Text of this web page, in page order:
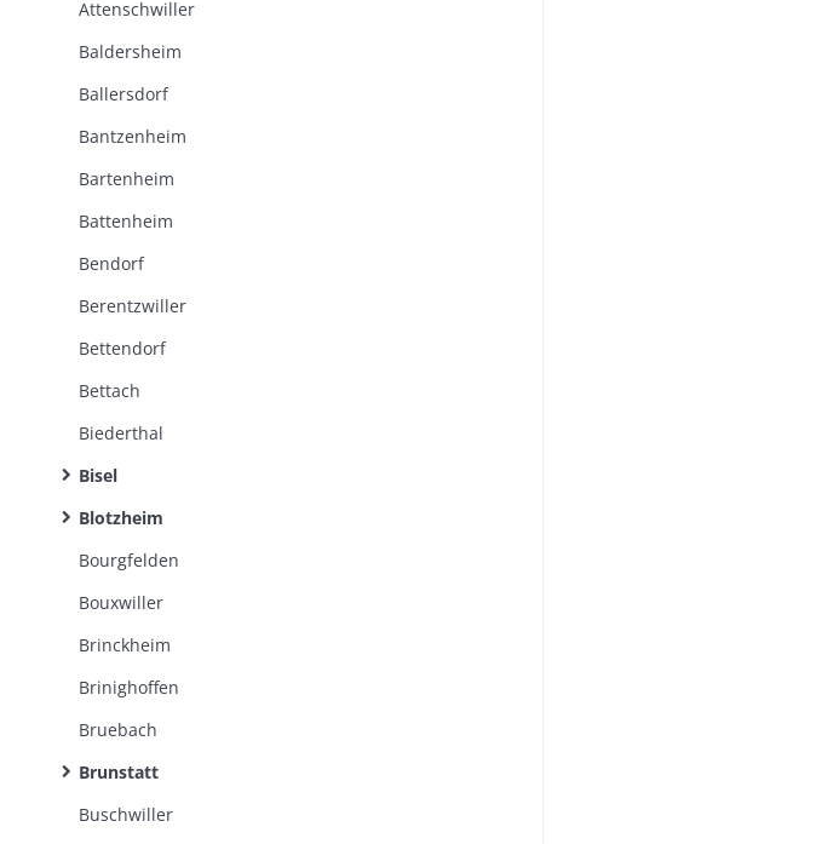
Attenschwiller
Baldersheim
Ballersdorf
Bantzenheim
Bartenheim
Battenheim
Bendorf
Berentzwiller
Bettendorf
Bettach
Biederthal
Bisel
Blotzheim
Bourgfelden
Bouxwiller
Brinckheim
Brinighoffen
Bruebach
Brunstatt
Buschwiller